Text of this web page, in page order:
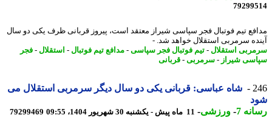
تیم فوتبال فجر سپاسی شیراز معتقد است، پیروز قربانی ظرف یکی دو سال
سرمربی استقلال خواهد شد. -
استقلال-تیم فوتبال فجر سپاسی-مدافع تیم فوتبال-استقلال-فجر
شیراز- سرمربی- قربانی
شاه عباسی: قربانی یکی دو سال دیگر سرمربی استقلال می
7
-ورزشی-11 ماه پیش - یکشنبه 30 شهریور 1404، 09:55 79299469